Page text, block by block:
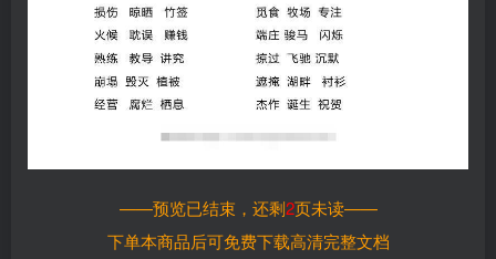
——预览已结束，还剩2页未读——
下单本商品后可免费下载高清完整文档